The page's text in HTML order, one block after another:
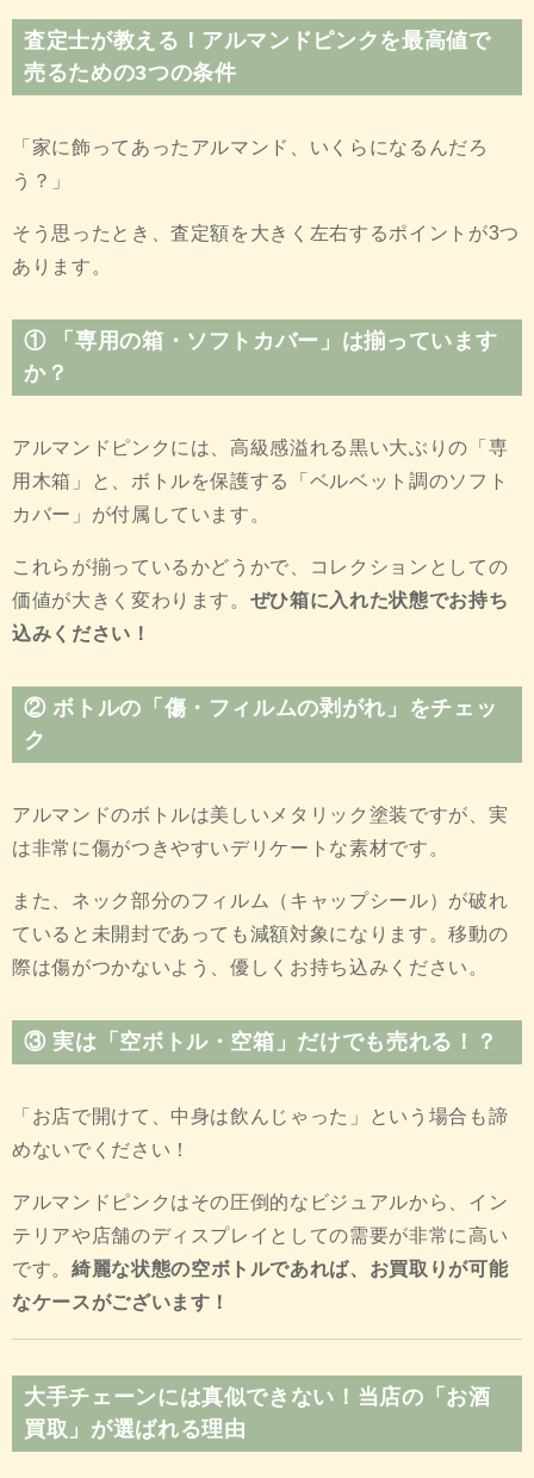
査定士が教える！アルマンドピンクを最高値で
売るための3つの条件
「家に飾ってあったアルマンド、いくらになるんだろ
う？」
そう思ったとき、査定額を大きく左右するポイントが3つ
あります。
① 「専用の箱・ソフトカバー」は揃っています
か？
アルマンドピンクには、高級感溢れる黒い大ぶりの「専
用木箱」と、ボトルを保護する「ベルベット調のソフト
カバー」が付属しています。
これらが揃っているかどうかで、コレクションとしての
価値が大きく変わります。 ぜひ箱に入れた状態でお持ち
込みください！
② ボトルの「傷・フィルムの剥がれ」をチェッ
ク
アルマンドのボトルは美しいメタリック塗装ですが、実
は非常に傷がつきやすいデリケートな素材です。
また、ネック部分のフィルム（キャップシール）が破れ
ていると未開封であっても減額対象になります。移動の
際は傷がつかないよう、優しくお持ち込みください。
③ 実は「空ボトル・空箱」だけでも売れる！？
「お店で開けて、中身は飲んじゃった」という場合も諦
めないでください！
アルマンドピンクはその圧倒的なビジュアルから、イン
テリアや店舗のディスプレイとしての需要が非常に高い
です。 綺麗な状態の空ボトルであれば、お買取りが可能
なケースがございます！
大手チェーンには真似できない！当店の「お酒
買取」が選ばれる理由